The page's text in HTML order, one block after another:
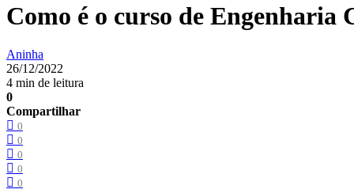
Como é o curso de Engenharia
Aninha
26/12/2022
4 min de leitura
0
Compartilhar
0
0
0
0
0